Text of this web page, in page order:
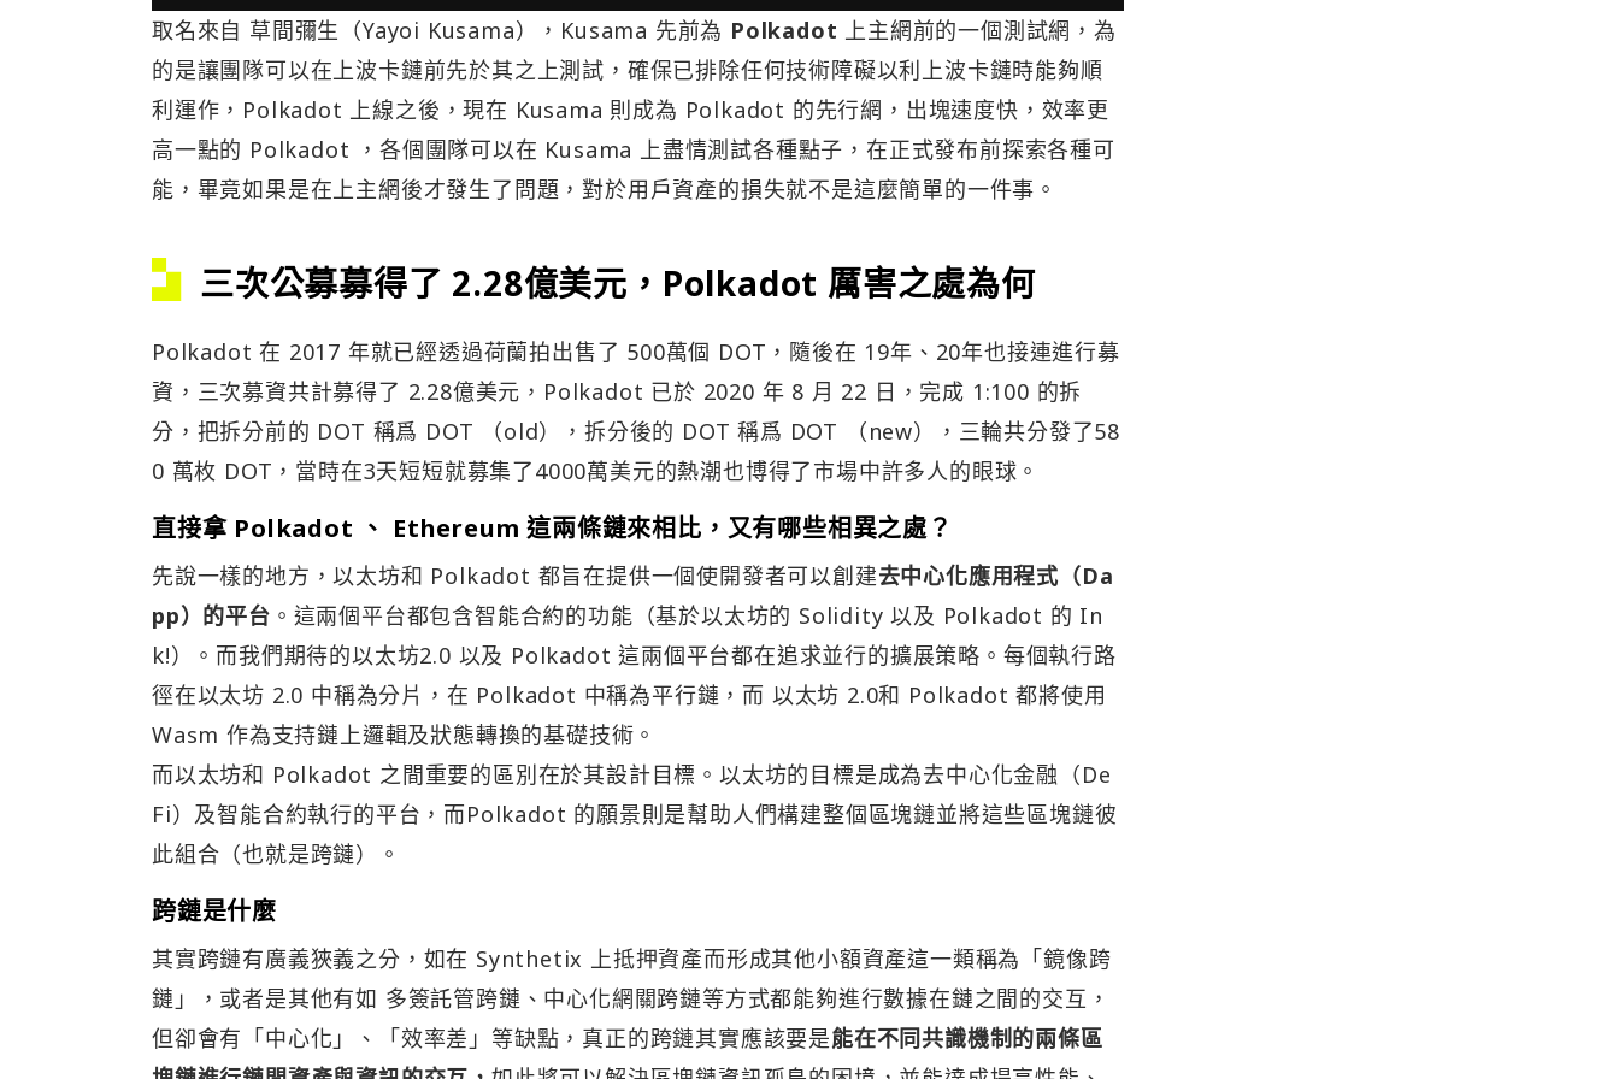
取名來自 草間彌生（Yayoi Kusama），Kusama 先前為 Polkadot 上主網前的一個測試網，為
的是讓團隊可以在上波卡鏈前先於其之上測試，確保已排除任何技術障礙以利上波卡鏈時能夠順
利運作，Polkadot 上線之後，現在 Kusama 則成為 Polkadot 的先行網，出塊速度快，效率更
高一點的 Polkadot ，各個團隊可以在 Kusama 上盡情測試各種點子，在正式發布前探索各種可
能，畢竟如果是在上主網後才發生了問題，對於用戶資產的損失就不是這麼簡單的一件事。
三次公募募得了 2.28億美元，Polkadot 厲害之處為何
Polkadot 在 2017 年就已經透過荷蘭拍出售了 500萬個 DOT，隨後在 19年、20年也接連進行募
資，三次募資共計募得了 2.28億美元，Polkadot 已於 2020 年 8 月 22 日，完成 1:100 的拆
分，把拆分前的 DOT 稱爲 DOT （old），拆分後的 DOT 稱爲 DOT （new），三輪共分發了58
0 萬枚 DOT，當時在3天短短就募集了4000萬美元的熱潮也博得了市場中許多人的眼球。
直接拿 Polkadot 、 Ethereum 這兩條鏈來相比，又有哪些相異之處？
先說一樣的地方，以太坊和 Polkadot 都旨在提供一個使開發者可以創建去中心化應用程式（Da
pp）的平台 。這兩個平台都包含智能合約的功能（基於以太坊的 Solidity 以及 Polkadot 的 In
k!）。而我們期待的以太坊2.0 以及 Polkadot 這兩個平台都在追求並行的擴展策略。每個執行路
徑在以太坊 2.0 中稱為分片，在 Polkadot 中稱為平行鏈，而 以太坊 2.0和 Polkadot 都將使用
Wasm 作為支持鏈上邏輯及狀態轉換的基礎技術。
而以太坊和 Polkadot 之間重要的區別在於其設計目標。以太坊的目標是成為去中心化金融（De
Fi）及智能合約執行的平台，而Polkadot 的願景則是幫助人們構建整個區塊鏈並將這些區塊鏈彼
此組合（也就是跨鏈）。
跨鏈是什麼
其實跨鏈有廣義狹義之分，如在 Synthetix 上抵押資產而形成其他小額資產這一類稱為「鏡像跨
鏈」，或者是其他有如 多簽託管跨鏈、中心化網關跨鏈等方式都能夠進行數據在鏈之間的交互，
但卻會有「中心化」、「效率差」等缺點，真正的跨鏈其實應該要是能在不同共識機制的兩條區